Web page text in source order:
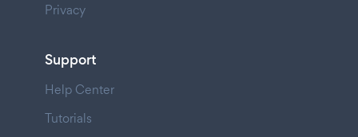
Privacy
Support
Help Center
Tutorials